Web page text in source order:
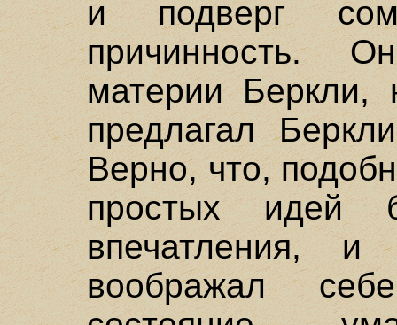
и подверг
причинность.
материи Беркли,
предлагал
Верно, что,
простых идей
впечатления,
воображал